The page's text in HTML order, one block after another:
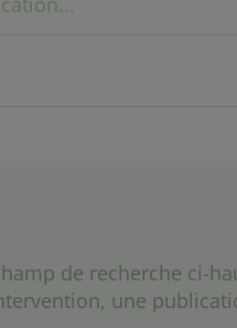
de recherche ci-
une